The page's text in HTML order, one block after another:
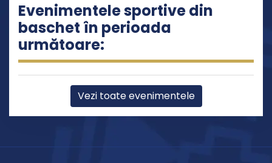
Evenimentele sportive din
baschet în perioada
următoare:
Vezi toate evenimentele